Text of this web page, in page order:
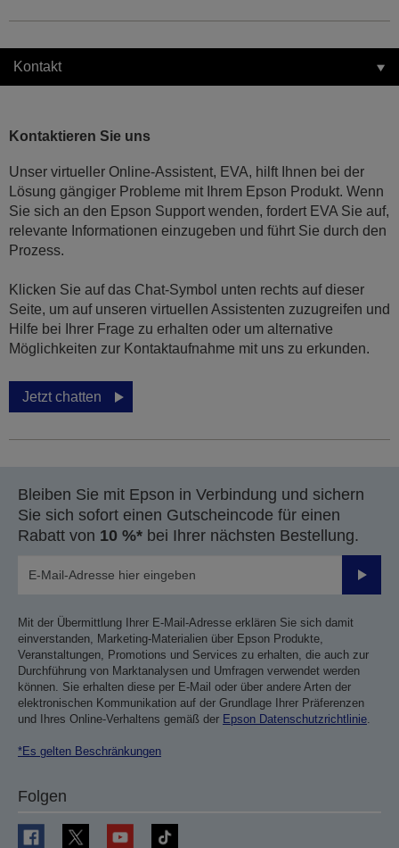
Kontakt
Kontaktieren Sie uns
Unser virtueller Online-Assistent, EVA, hilft Ihnen bei der
Lösung gängiger Probleme mit Ihrem Epson Produkt. Wenn
Sie sich an den Epson Support wenden, fordert EVA Sie auf,
relevante Informationen einzugeben und führt Sie durch den
Prozess.
Klicken Sie auf das Chat-Symbol unten rechts auf dieser
Seite, um auf unseren virtuellen Assistenten zuzugreifen und
Hilfe bei Ihrer Frage zu erhalten oder um alternative
Möglichkeiten zur Kontaktaufnahme mit uns zu erkunden.
Jetzt chatten
Bleiben Sie mit Epson in Verbindung und sichern
Sie sich sofort einen Gutscheincode für einen
Rabatt von 10 %* bei Ihrer nächsten Bestellung.
Mit der Übermittlung Ihrer E-Mail-Adresse erklären Sie sich damit
einverstanden, Marketing-Materialien über Epson Produkte,
Veranstaltungen, Promotions und Services zu erhalten, die auch zur
Durchführung von Marktanalysen und Umfragen verwendet werden
können. Sie erhalten diese per E-Mail oder über andere Arten der
elektronischen Kommunikation auf der Grundlage Ihrer Präferenzen
und Ihres Online-Verhaltens gemäß der Epson Datenschutzrichtlinie.
*Es gelten Beschränkungen
Folgen